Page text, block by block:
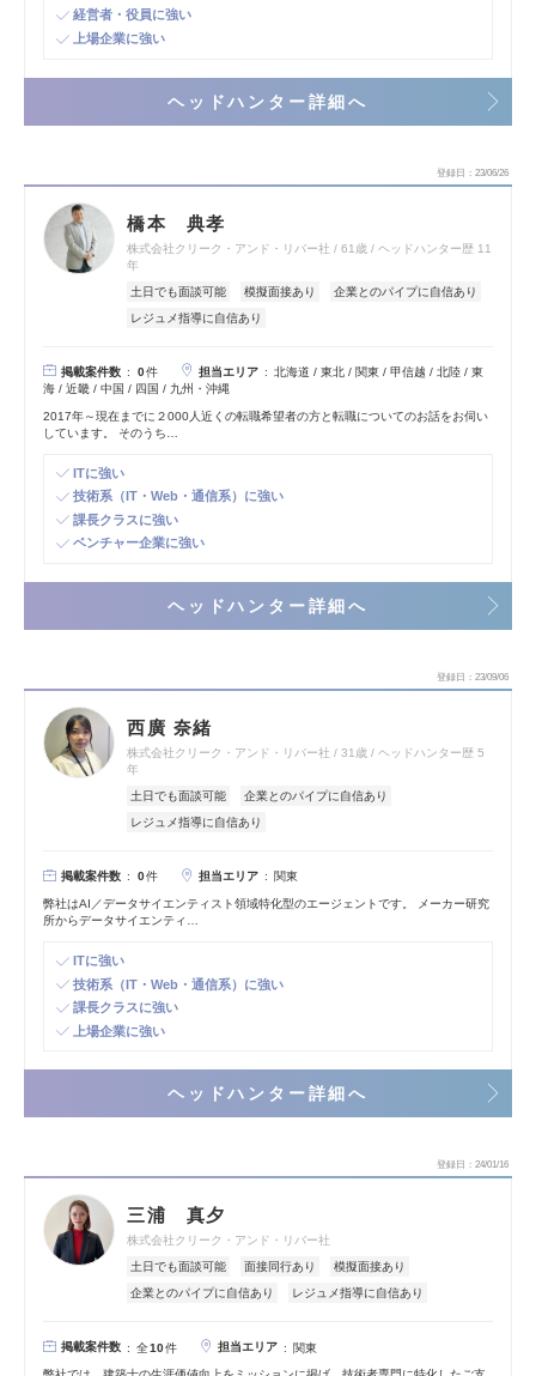
経営者・役員に強い
上場企業に強い
ヘッドハンター詳細へ
登録日 23/06/26
橋本 典孝
株式会社クリーク・アンド・リバー社 61歳
ヘッドハンター歴 11
年
土日でも面談可能
模擬面接あり
企業とのパイプに自信あり
レジュメ指導に自信あり
掲載案件数 0件 担当エリア
北海道 / 東北 / 関東 / 甲信越 / 北陸 / 東
海 / 近畿 / 中国 / 四国 / 九州・沖縄
2017年～現在までに２000人近くの転職希望者の方と転職についてのお話をお伺い
しています。 そのうち…
ITに強い
技術系（IT・Web・通信系）に強い
課長クラスに強い
ベンチャー企業に強い
ヘッドハンター詳細へ
登録日 23/09/06
西廣 奈緒
株式会社クリーク・アンド・リバー社 31歳
ヘッドハンター歴 5
年
土日でも面談可能
企業とのパイプに自信あり
レジュメ指導に自信あり
掲載案件数 0件 担当エリア 関東
弊社はAI／データサイエンティスト領域特化型のエージェントです。 メーカー研究
所からデータサイエンティ…
ITに強い
技術系（IT・Web・通信系）に強い
課長クラスに強い
上場企業に強い
ヘッドハンター詳細へ
登録日 24/01/16
三浦 真夕
株式会社クリーク・アンド・リバー社
土日でも面談可能
面接同行あり
模擬面接あり
企業とのパイプに自信あり
レジュメ指導に自信あり
掲載案件数 全10件 担当エリア 関東